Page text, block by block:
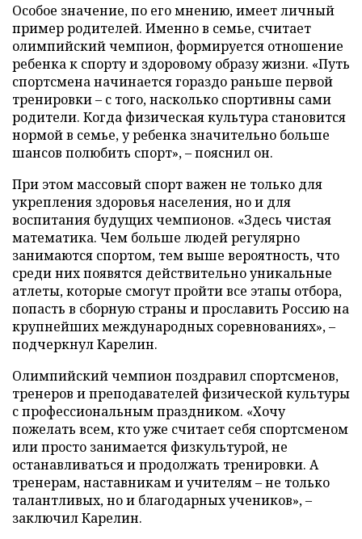
Особое значение, по его мнению, имеет личный
пример родителей. Именно в семье, считает
олимпийский чемпион, формируется отношение
ребенка к спорту и здоровому образу жизни. «Путь
спортсмена начинается гораздо раньше первой
тренировки – с того, насколько спортивны сами
родители. Когда физическая культура становится
нормой в семье, у ребенка значительно больше
шансов полюбить спорт», – пояснил он.
При этом массовый спорт важен не только для
укрепления здоровья населения, но и для
воспитания будущих чемпионов. «Здесь чистая
математика. Чем больше людей регулярно
занимаются спортом, тем выше вероятность, что
среди них появятся действительно уникальные
атлеты, которые смогут пройти все этапы отбора,
попасть в сборную страны и прославить Россию на
крупнейших международных соревнованиях», –
подчеркнул Карелин.
Олимпийский чемпион поздравил спортсменов,
тренеров и преподавателей физической культуры
с профессиональным праздником. «Хочу
пожелать всем, кто уже считает себя спортсменом
или просто занимается физкультурой, не
останавливаться и продолжать тренировки. А
тренерам, наставникам и учителям – не только
талантливых, но и благодарных учеников», –
заключил Карелин.